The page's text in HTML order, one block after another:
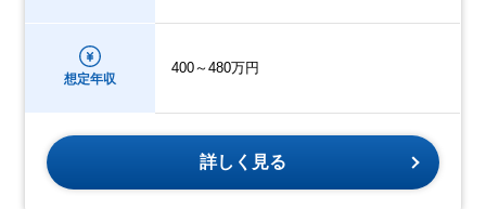
想定年収
400～480万円
詳しく見る